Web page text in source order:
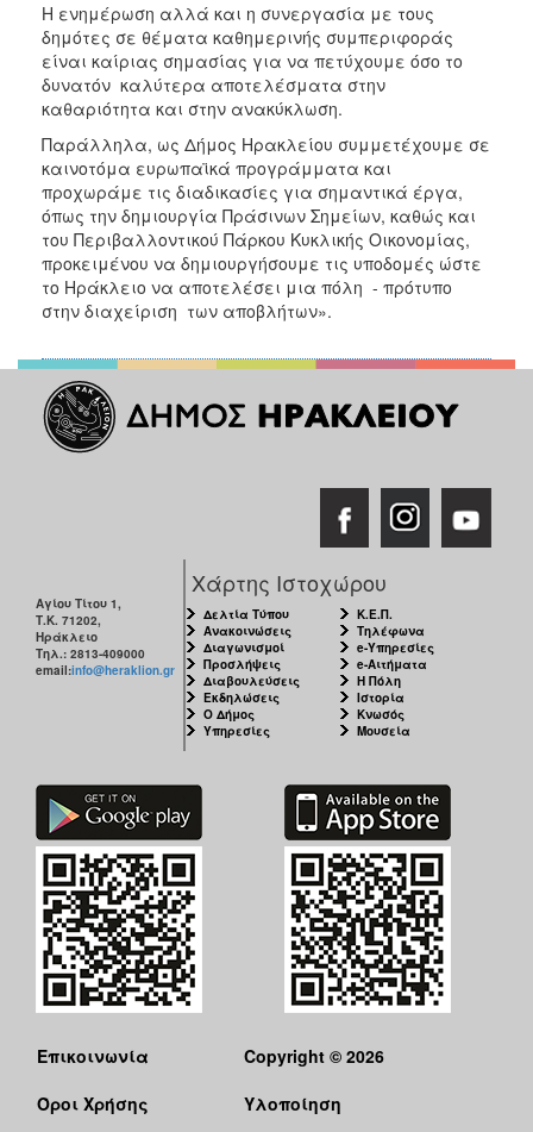
Η ενημέρωση αλλά και η συνεργασία με τους
δημότες σε θέματα καθημερινής συμπεριφοράς
είναι καίριας σημασίας για να πετύχουμε όσο το
δυνατόν καλύτερα αποτελέσματα στην
καθαριότητα και στην ανακύκλωση.
Παράλληλα, ως Δήμος Ηρακλείου συμμετέχουμε σε
καινοτόμα ευρωπαϊκά προγράμματα και
προχωράμε τις διαδικασίες για σημαντικά έργα,
όπως την δημιουργία Πράσινων Σημείων, καθώς και
του Περιβαλλοντικού Πάρκου Κυκλικής Οικονομίας,
προκειμένου να δημιουργήσουμε τις υποδομές ώστε
το Ηράκλειο να αποτελέσει μια πόλη - πρότυπο
στην διαχείριση των αποβλήτων».
Αγίου Τίτου 1,
Τ.Κ. 71202,
Ηράκλειο
Τηλ.: 2813-409000
email:info@heraklion.gr
Χάρτης Ιστοχώρου
Δελτία Τύπου
Ανακοινώσεις
Διαγωνισμοί
Προσλήψεις
Διαβουλεύσεις
Εκδηλώσεις
Ο Δήμος
Υπηρεσίες
Κ.Ε.Π.
Τηλέφωνα
e-Υπηρεσίες
e-Αιτήματα
Η Πόλη
Ιστορία
Κνωσός
Μουσεία
Επικοινωνία
Όροι Χρήσης
Copyright © 2026
Υλοποίηση